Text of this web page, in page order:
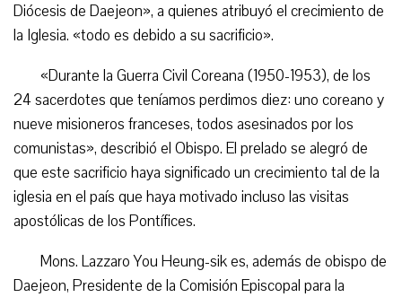
Diócesis de Daejeon», a quienes atribuyó el crecimiento de
la Iglesia. «todo es debido a su sacrificio».
«Durante la Guerra Civil Coreana (1950-1953), de los
24 sacerdotes que teníamos perdimos diez: uno coreano y
nueve misioneros franceses, todos asesinados por los
comunistas», describió el Obispo. El prelado se alegró de
que este sacrificio haya significado un crecimiento tal de la
iglesia en el país que haya motivado incluso las visitas
apostólicas de los Pontífices.
Mons. Lazzaro You Heung-sik es, además de obispo de
Daejeon, Presidente de la Comisión Episcopal para la